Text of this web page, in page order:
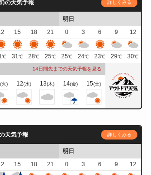
)の天気予報 詳しくみる
明日
15 18 21 0 3 6 9
12
℃ 31℃ 28℃ 25℃ 25℃ 24℃ 23℃ 29℃ 30℃
14日間先までの天気予報を見る
(火) 12(水) 13(木) 14(金) 15(土)
天気予報 詳しくみる
明日
15 18 21 0 3 6 9
12